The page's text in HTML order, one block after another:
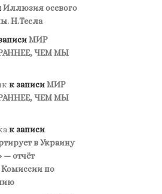
Иллюзия осевого
Н.Тесла
МИР
ЧЕМ МЫ
к записиМИР
ЧЕМ МЫ
к записи
в Украину
— отчёт
по